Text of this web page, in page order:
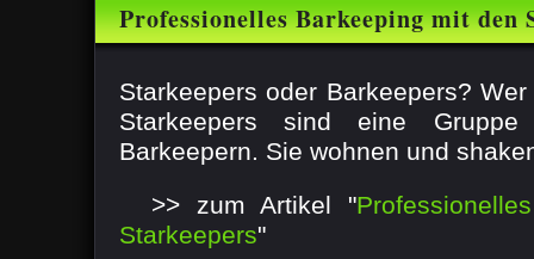
Professionelles Barkeeping mit den
Starkeepers oder Barkeepers?
Starkeepers sind eine Gruppe
Barkeepern. Sie wohnen und
>> zum Artikel "
Starkeepers"